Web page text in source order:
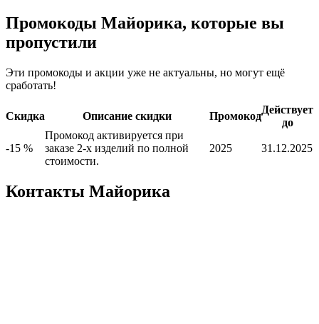
Промокоды Майорика, которые вы
пропустили
Эти промокоды и акции уже не актуальны, но могут ещё
сработать!
Скидка Описание скидки Промокод
Действует
до
-15 %
Промокод активируется при
заказе 2-х изделий по полной
стоимости.
2025 31.12.2025
Контакты Майорика